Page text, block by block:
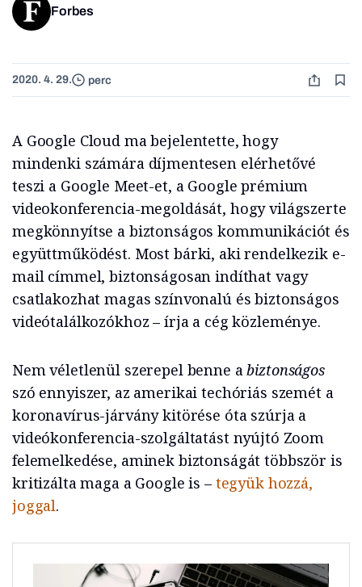
Forbes
2020. 4. 29. perc
A Google Cloud ma bejelentette, hogy
mindenki számára díjmentesen elérhetővé
teszi a Google Meet-et, a Google prémium
videokonferencia-megoldását, hogy világszerte
megkönnyítse a biztonságos kommunikációt és
együttműködést. Most bárki, aki rendelkezik e-
mail címmel, biztonságosan indíthat vagy
csatlakozhat magas színvonalú és biztonságos
videótalálkozókhoz – írja a cég közleménye.
Nem véletlenül szerepel benne abiztonságos
szó ennyiszer, az amerikai techóriás szemét a
koronavírus-járvány kitörése óta szúrja a
videókonferencia-szolgáltatást nyújtó Zoom
felemelkedése, aminek biztonságát többször is
kritizálta maga a Google is – tegyük hozzá,
joggal.